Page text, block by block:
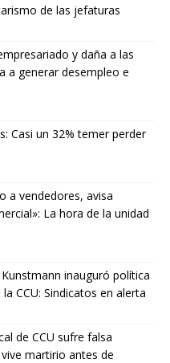
de las jefaturas
y daña a las
a generar desempleo e
Casi un 32% temer perder
a vendedores, avisa
La hora de la unidad
inauguró política
CCU: Sindicatos en alerta
de CCU sufre falsa
martirio antes de